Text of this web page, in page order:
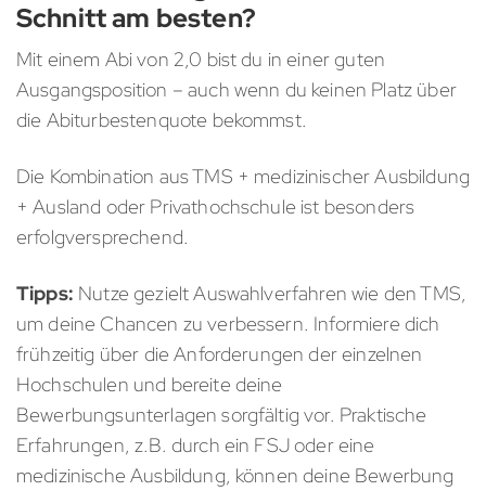
Schnitt am besten?
Mit einem Abi von 2,0 bist du in einer guten
Ausgangsposition – auch wenn du keinen Platz über
die Abiturbestenquote bekommst.
Die Kombination aus TMS + medizinischer Ausbildung
+ Ausland oder Privathochschule ist besonders
erfolgversprechend.
Tipps: Nutze gezielt Auswahlverfahren wie den TMS,
um deine Chancen zu verbessern. Informiere dich
frühzeitig über die Anforderungen der einzelnen
Hochschulen und bereite deine
Bewerbungsunterlagen sorgfältig vor. Praktische
Erfahrungen, z.B. durch ein FSJ oder eine
medizinische Ausbildung, können deine Bewerbung